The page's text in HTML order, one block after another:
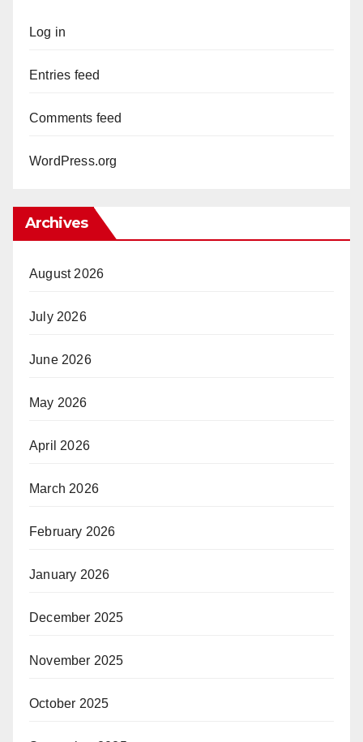
Log in
Entries feed
Comments feed
WordPress.org
Archives
August 2026
July 2026
June 2026
May 2026
April 2026
March 2026
February 2026
January 2026
December 2025
November 2025
October 2025